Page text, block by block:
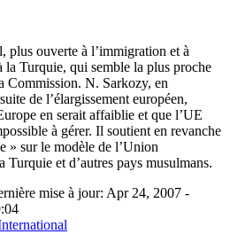
plus ouverte à l’immigration et à
la Turquie, qui semble la plus proche
Commission. N. Sarkozy, en
de l’élargissement européen,
en serait affaiblie et que l’UE
à gérer. Il soutient en revanche
» sur le modèle de l’Union
Turquie et d’autres pays musulmans.
mise à jour: Apr 24, 2007 -